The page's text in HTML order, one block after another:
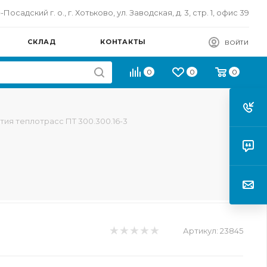
г. о., г. Хотьково, ул. Заводская, д. 3, стр. 1, офис 39
СКЛАД КОНТАКТЫ ВОЙТИ
0 0 0
теплотрасс ПТ 300.300.16-3
Артикул: 23845